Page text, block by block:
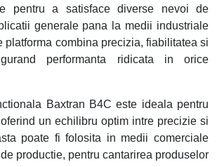
pentru a satisface diverse nevoi de
generale pana la medii industriale
platforma combina precizia, fiabilitatea si
performanta ridicata in orice
Baxtran B4C este ideala pentru
un echilibru optim intre precizie si
poate fi folosita in medii comerciale
productie, pentru cantarirea produselor